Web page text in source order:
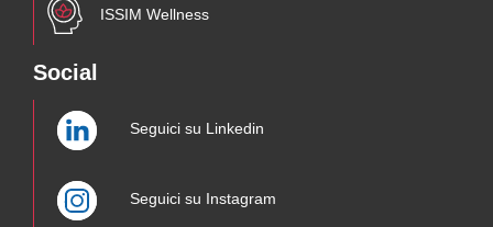
ISSIM Wellness
Social
Seguici su Linkedin
Seguici su Instagram